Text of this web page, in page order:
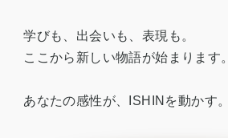
学びも、出会いも、表現も。
ここから新しい物語が始まります。
あなたの感性が、ISHINを動かす。